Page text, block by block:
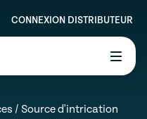
CONNEXION DISTRIBUTEUR
/ Source d'intrication